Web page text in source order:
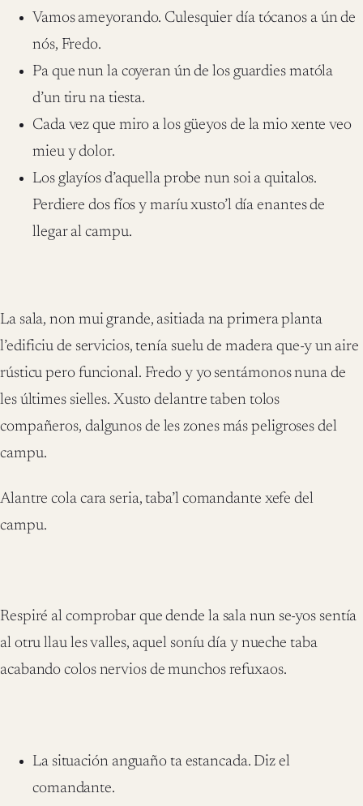
Vamos ameyorando. Culesquier día tócanos a ún de
nós, Fredo.
Pa que nun la coyeran ún de los guardies matóla
d’un tiru na tiesta.
Cada vez que miro a los güeyos de la mio xente veo
mieu y dolor.
Los glayíos d’aquella probe nun soi a quitalos.
Perdiere dos fíos y maríu xusto’l día enantes de
llegar al campu.
La sala, non mui grande, asitiada na primera planta
l’edificiu de servicios, tenía suelu de madera que-y un aire
rústicu pero funcional. Fredo y yo sentámonos nuna de
les últimes sielles. Xusto delantre taben tolos
compañeros, dalgunos de les zones más peligroses del
campu.
Alantre cola cara seria, taba’l comandante xefe del
campu.
Respiré al comprobar que dende la sala nun se-yos sentía
al otru llau les valles, aquel soníu día y nueche taba
acabando colos nervios de munchos refuxaos.
La situación anguaño ta estancada. Diz el
comandante.